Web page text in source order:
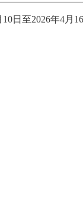
日至2026年4